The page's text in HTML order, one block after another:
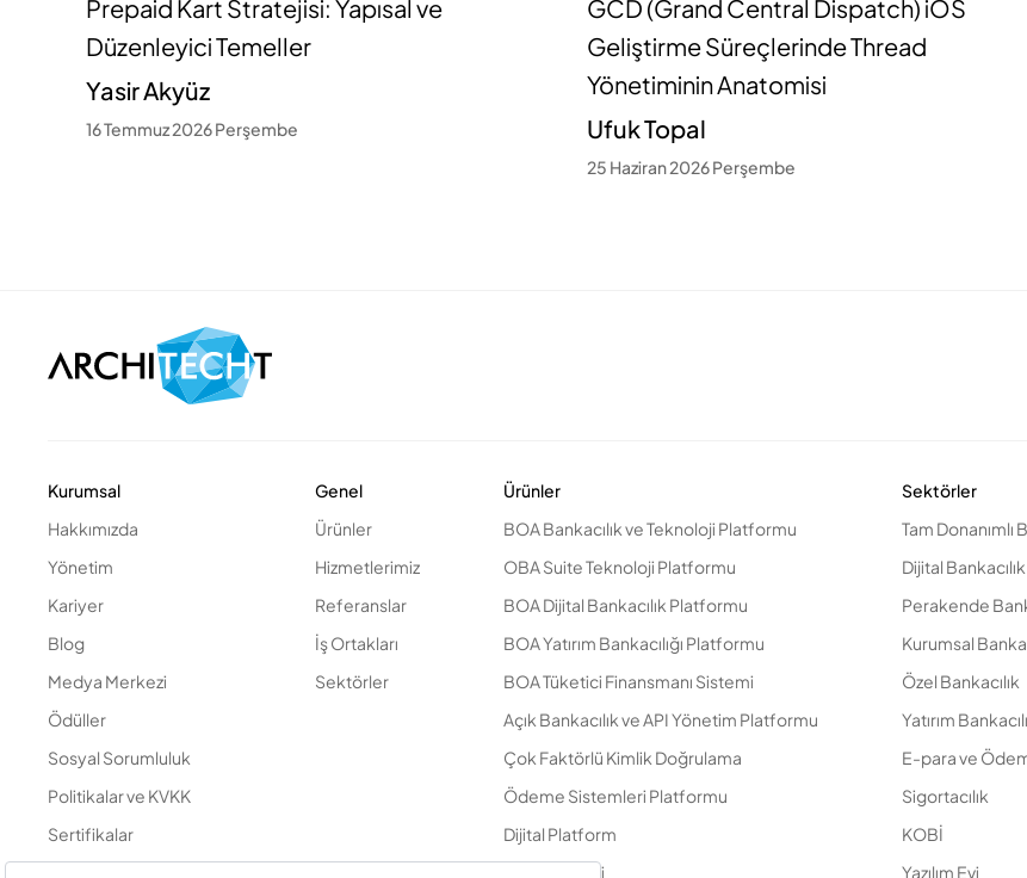
Prepaid Kart Stratejisi: Yapısal ve
Düzenleyici Temeller
Yasir Akyüz
16 Temmuz 2026 Perşembe
GCD (Grand Central Dispatch) iOS
Geliştirme Süreçlerinde Thread
Yönetiminin Anatomisi
Ufuk Topal
25 Haziran 2026 Perşembe
Kurumsal
Hakkımızda
Yönetim
Kariyer
Blog
Medya Merkezi
Ödüller
Sosyal Sorumluluk
Politikalar ve KVKK
Sertifikalar
Genel
Ürünler
Hizmetlerimiz
Referanslar
İş Ortakları
Sektörler
Ürünler
BOA Bankacılık ve Teknoloji Platformu
OBA Suite Teknoloji Platformu
BOA Dijital Bankacılık Platformu
BOA Yatırım Bankacılığı Platformu
BOA Tüketici Finansmanı Sistemi
Açık Bankacılık ve API Yönetim Platformu
Çok Faktörlü Kimlik Doğrulama
Ödeme Sistemleri Platformu
Dijital Platform
Dinamik Kobi
Sektörler
Tam Donanımlı
Dijital Bankacılık
Perakende
Kurumsal
Özel Bankacılık
Yatırım
E-para ve
Sigortacılık
KOBİ
Yazılım Evi